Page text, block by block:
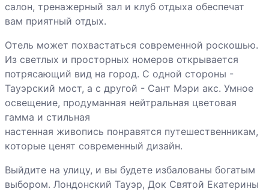
салон, тренажерный зал и клуб отдыха обеспечат
вам приятный отдых.
Отель может похвастаться современной роскошью.
Из светлых и просторных номеров открывается
потрясающий вид на город. С одной стороны -
Тауэрский мост, а с другой - Сант Мэри акс. Умное
освещение, продуманная нейтральная цветовая
гамма и стильная
настенная живопись понравятся путешественникам,
которые ценят современный дизайн.
Выйдите на улицу, и вы будете избалованы богатым
выбором. Лондонский Тауэр, Док Святой Екатерины